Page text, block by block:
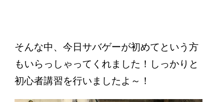
そんな中、今日サバゲーが初めてという方
もいらっしゃってくれました！しっかりと
初心者講習を行いましたよ～！